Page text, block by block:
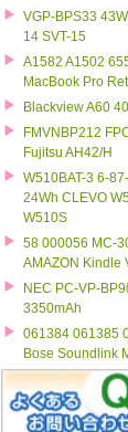
VGP-BPS33
14 SVT-15
A1582 A1502
MacBook Pro
Blackview A60
FMVNBP212
Fujitsu AH42/H
W510BAT-3 6-
24Wh CLEVO
W510S
58 000056 MC-
AMAZON Kindle
NEC PC-VP-
3350mAh
061384 061385
Bose Soundlink